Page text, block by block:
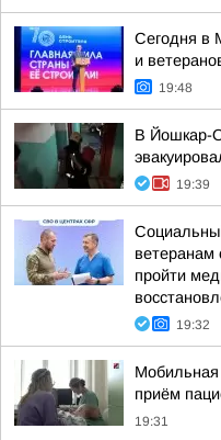
Сегодня в
и
19:48
В Йошкар-
19:39
ветеранам
пройти
19:32
Мобильная
приём
19:31